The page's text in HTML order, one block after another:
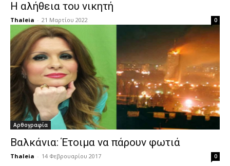
Η αλήθεια του νικητή
Thaleia - 21 Μαρτίου 2022 0
Αρθογραφία
Βαλκάνια: Έτοιμα να πάρουν φωτιά
Thaleia - 14 Φεβρουαρίου 2017 0